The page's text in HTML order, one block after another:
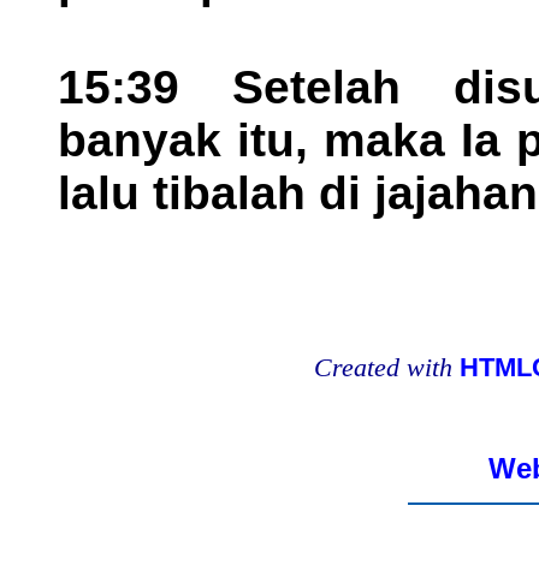
15:39 Setelah
banyak itu, maka Ia
lalu tibalah di
Created with